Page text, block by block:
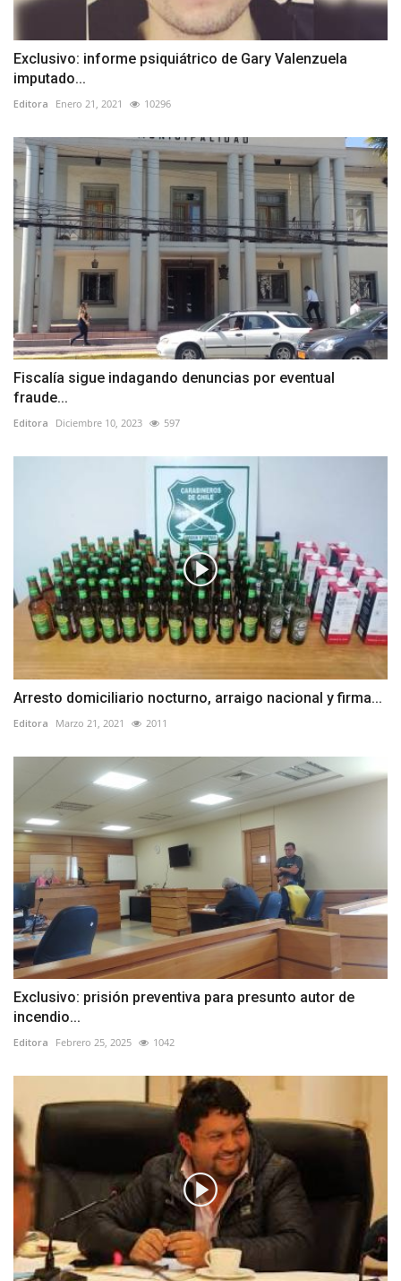
Exclusivo: informe psiquiátrico de Gary Valenzuela
imputado...
Editora Enero 21, 2021 10296
Fiscalía sigue indagando denuncias por eventual
fraude...
Editora Diciembre 10, 2023 597
Arresto domiciliario nocturno, arraigo nacional y firma...
Editora Marzo 21, 2021 2011
Exclusivo: prisión preventiva para presunto autor de
incendio...
Editora Febrero 25, 2025 1042